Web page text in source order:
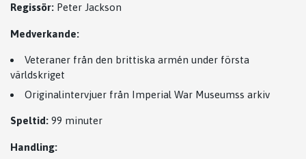
Regissör: Peter Jackson
Medverkande:
Veteraner från den brittiska armén under första
världskriget
Originalintervjuer från Imperial War Museumss arkiv
Speltid: 99 minuter
Handling: